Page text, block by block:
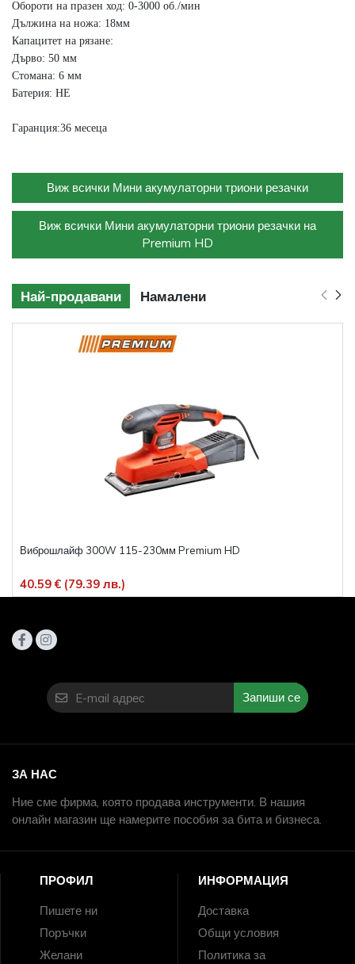
Обороти на празен ход: 0-3000 об./мин
Дължина на ножа: 18мм
Капацитет на рязане:
Дърво: 50 мм
Стомана: 6 мм
Батерия: НЕ
Гаранция:36 месеца
Виж всички Мини акумулаторни триони резачки
Виж всички Мини акумулаторни триони резачки на
Premium HD
Най-продавани Намалени
Виброшлайф 300W 115-230мм Premium HD
40.59 € (79.39 лв.)
Запиши се
ЗА НАС
Ние сме фирма, която продава инструменти. В нашия
онлайн магазин ще намерите пособия за бита и бизнеса.
ПРОФИЛ
Пишете ни
Поръчки
Желани
ИНФОРМАЦИЯ
Доставка
Общи условия
Политика за